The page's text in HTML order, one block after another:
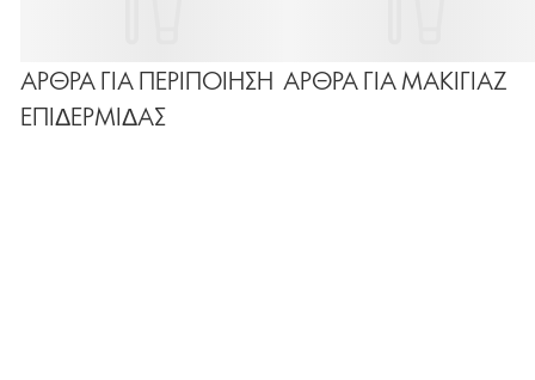
ΑΡΘΡΑ ΓΙΑ ΠΕΡΙΠΟΙΗΣΗ
ΕΠΙΔΕΡΜΙΔΑΣ
ΑΡΘΡΑ ΓΙΑ ΜΑΚΙΓΙΑΖ